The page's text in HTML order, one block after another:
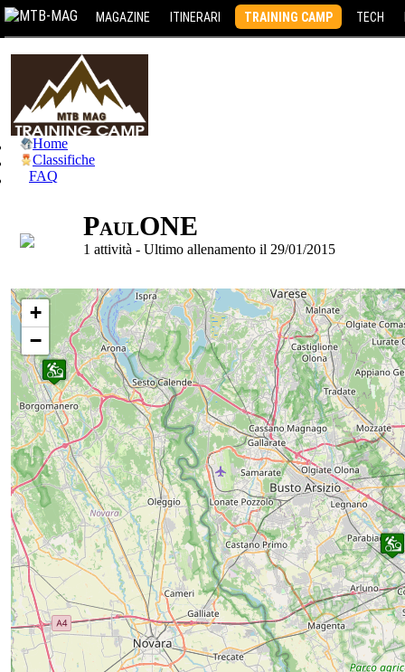
MAGAZINE ITINERARI TRAINING CAMP TECH
Home
Classifiche
FAQ
PaulONE
1 attività - Ultimo allenamento il 29/01/2015
+
−